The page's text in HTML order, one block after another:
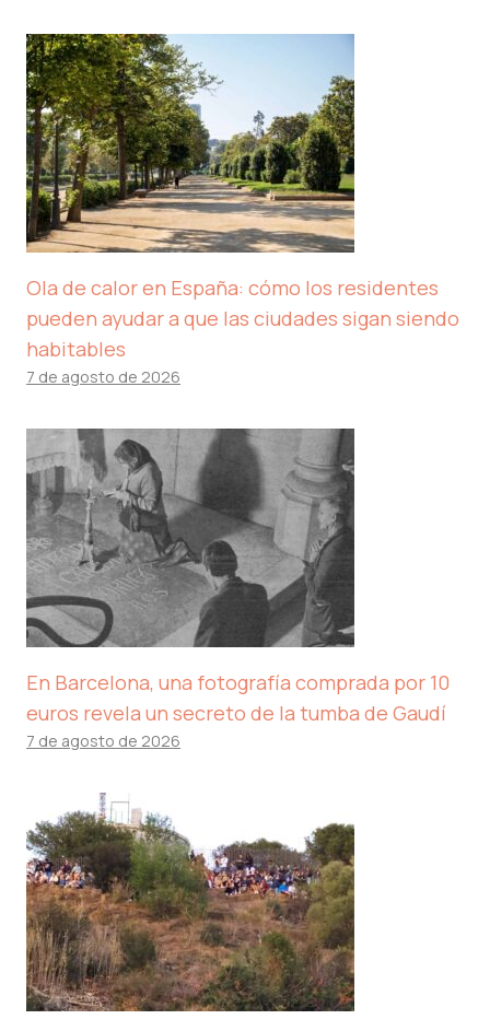
Ola de calor en España: cómo los residentes
pueden ayudar a que las ciudades sigan siendo
habitables
7 de agosto de 2026
En Barcelona, ​​una fotografía comprada por 10
euros revela un secreto de la tumba de Gaudí
7 de agosto de 2026